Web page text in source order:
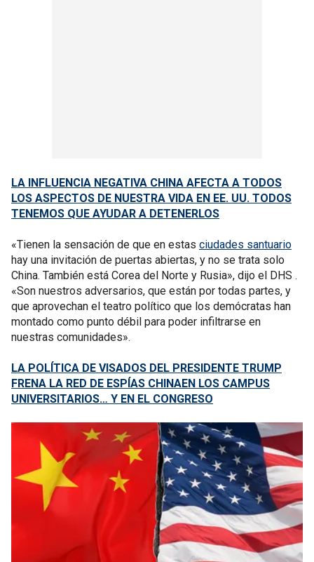
LA INFLUENCIA NEGATIVA CHINA AFECTA A TODOS
LOS ASPECTOS DE NUESTRA VIDA EN EE. UU. TODOS
TENEMOS QUE AYUDAR A DETENERLOS
«Tienen la sensación de que en estas ciudades santuario
hay una invitación de puertas abiertas, y no se trata solo
China. También está Corea del Norte y Rusia», dijo el DHS .
«Son nuestros adversarios, que están por todas partes, y
que aprovechan el teatro político que los demócratas han
montado como punto débil para poder infiltrarse en
nuestras comunidades».
LA POLÍTICA DE VISADOS DEL PRESIDENTE TRUMP
FRENA LA RED DE ESPÍAS CHINAEN LOS CAMPUS
UNIVERSITARIOS… Y EN EL CONGRESO